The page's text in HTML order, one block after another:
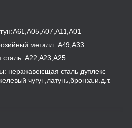
металл :А49,А33
сталь :А22,А23,А25
неражавеющая сталь дуплекс
чугун,латунь,бронза.и.д.т.